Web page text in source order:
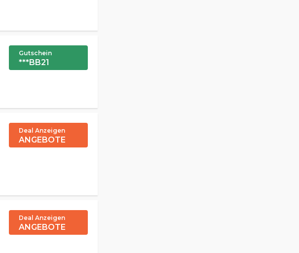
Gutschein
***BB21
Deal Anzeigen
ANGEBOTE
Deal Anzeigen
ANGEBOTE